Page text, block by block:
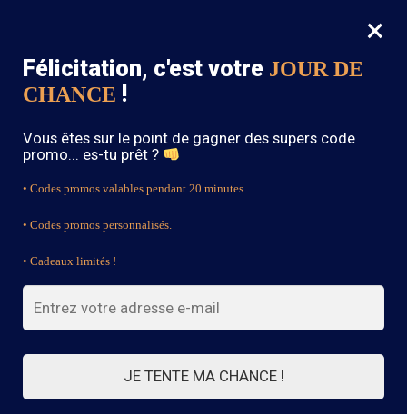
0
SOLDES : -15% sur toute la boutique avec le code « BOHEME15 »
×
Félicitation, c'est votre JOUR DE
CHANCE !
Vous êtes sur le point de gagner des supers code
promo... es-tu prêt ?
• Codes promos valables pendant 20 minutes.
• Codes promos personnalisés.
• Cadeaux limités !
JE TENTE MA CHANCE !